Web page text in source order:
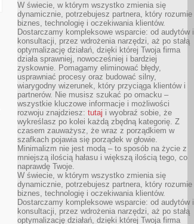
W świecie, w którym wszystko zmienia się
dynamicznie, potrzebujesz partnera, który rozumie
biznes, technologię i oczekiwania klientów.
Dostarczamy kompleksowe wsparcie: od audytów i
konsultacji, przez wdrożenia narzędzi, aż po stałą
optymalizację działań, dzięki której Twoja firma
działa sprawniej, nowocześniej i bardziej
zyskownie. Pomagamy eliminować błędy,
usprawniać procesy oraz budować silny,
wiarygodny wizerunek, który przyciąga klientów i
partnerów. Nie musisz szukać po omacku –
wszystkie kluczowe informacje i możliwości
rozwoju znajdziesz: tutaj i wyobraź sobie, że
wykreślasz po kolei każdą zbędną kategorię. Z
czasem zauważysz, że wraz z porządkiem w
szafkach pojawia się porządek w głowie.
Minimalizm nie jest modą – to sposób na życie z
mniejszą ilością hałasu i większą ilością tego, co
naprawdę Twoje.
W świecie, w którym wszystko zmienia się
dynamicznie, potrzebujesz partnera, który rozumie
biznes, technologię i oczekiwania klientów.
Dostarczamy kompleksowe wsparcie: od audytów i
konsultacji, przez wdrożenia narzędzi, aż po stałą
optymalizację działań, dzięki której Twoja firma